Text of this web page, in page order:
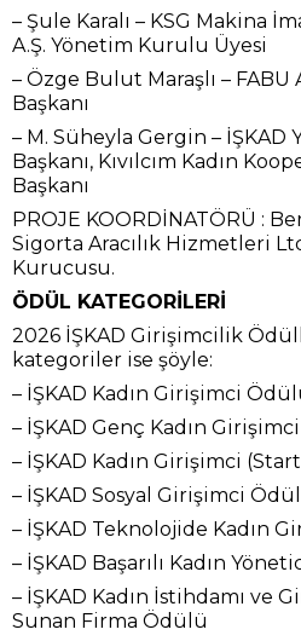
– Şule Karalı – KSG Makina
A.Ş. Yönetim Kurulu Üyesi
– Özge Bulut Maraşlı –
Başkanı
– M. Süheyla Gergin –
Başkanı, Kıvılcım Kadın
Başkanı
PROJE KOORDİNATÖRÜ :
Sigorta Aracılık Hizmetleri
Kurucusu.
ÖDÜL KATEGORİLERİ
2026 İŞKAD Girişimcilik
kategoriler ise şöyle:
– İŞKAD Kadın Girişimci
– İŞKAD Genç Kadın
– İŞKAD Kadın Girişimci
– İŞKAD Sosyal Girişimci
– İŞKAD Teknolojide Kadın
– İŞKAD Başarılı Kadın
– İŞKAD Kadın İstihdamı ve
Sunan Firma Ödülü